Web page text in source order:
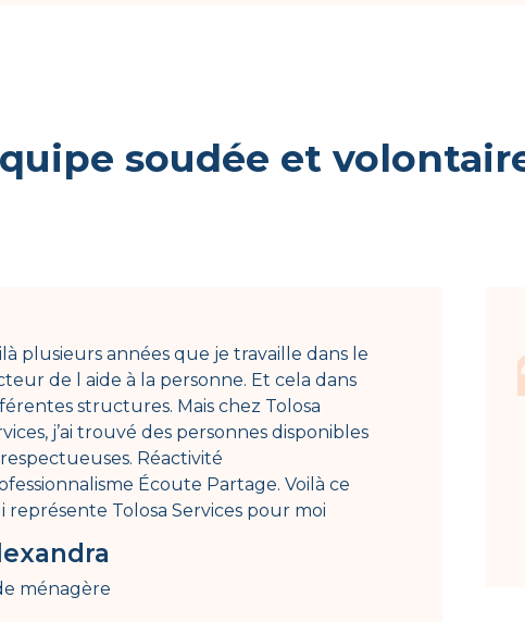
soudée et
plusieurs années que je travaille dans le
de l aide à la personne. Et cela dans
structures. Mais chez Tolosa
j’ai trouvé des personnes disponibles
Réactivité
Écoute Partage. Voilà ce
représente Tolosa Services pour moi
ménagère